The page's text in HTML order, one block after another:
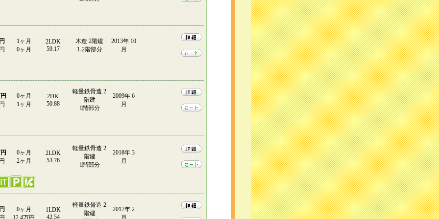
1ヶ月
0ヶ月
2LDK
59.17
木造 2階建
1-2階部分
2013年 10
月
0ヶ月
1ヶ月
2DK
50.88
軽量鉄骨造 2
階建
1階部分
2009年 6
月
0ヶ月
2ヶ月
2LDK
53.76
軽量鉄骨造 2
階建
1階部分
2018年 3
月
0ヶ月
12.4万円
1LDK
42.54
軽量鉄骨造 2
階建
2017年 2
月